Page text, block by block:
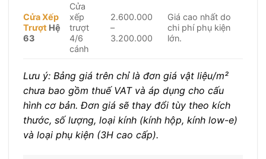
Cửa Xếp
Trượt Hệ
63
Cửa
xếp
trượt
4/6
cánh
2.600.000
–
3.200.000
Giá cao nhất do
chi phí phụ kiện
lớn.
Lưu ý: Bảng giá trên chỉ là đơn giá vật liệu/m²
chưa bao gồm thuế VAT và áp dụng cho cấu
hình cơ bản. Đơn giá sẽ thay đổi tùy theo kích
thước, số lượng, loại kính (kính hộp, kính low-e)
và loại phụ kiện (3H cao cấp).